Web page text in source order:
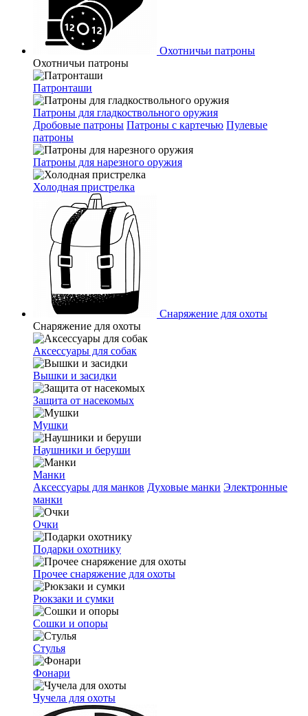
Охотничьи патроны
Охотничьи патроны
Патронташи
Патроны для гладкоствольного оружия
Дробовые патроны Патроны с картечью Пулевые
патроны
Патроны для нарезного оружия
Холодная пристрелка
Снаряжение для охоты
Снаряжение для охоты
Аксессуары для собак
Вышки и засидки
Защита от насекомых
Мушки
Наушники и беруши
Манки
Аксессуары для манков Духовые манки Электронные
манки
Очки
Подарки охотнику
Прочее снаряжение для охоты
Рюкзаки и сумки
Сошки и опоры
Стулья
Фонари
Чучела для охоты